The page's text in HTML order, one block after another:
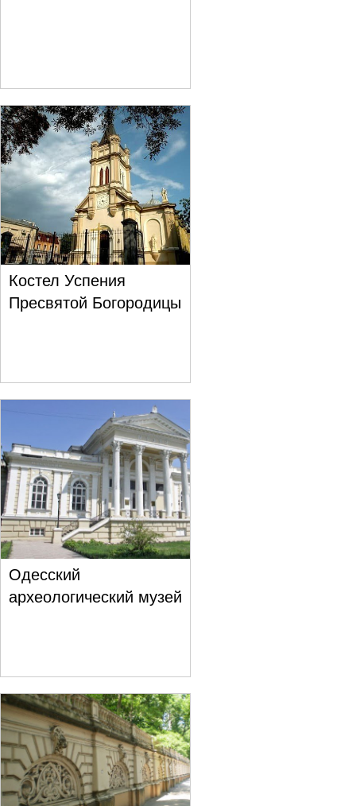
Костел Успения
Пресвятой Богородицы
Одесский
археологический музей